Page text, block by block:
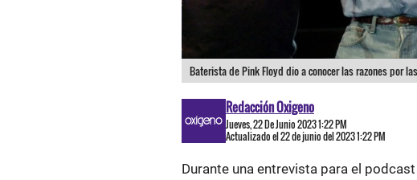
Baterista de Pink Floyd dio a conocer las razones por
Redacción Oxigeno
Jueves, 22 De Junio 2023 1:22 PM
Actualizado el 22 de junio del 2023 1:22 PM
Durante una entrevista para el podcast